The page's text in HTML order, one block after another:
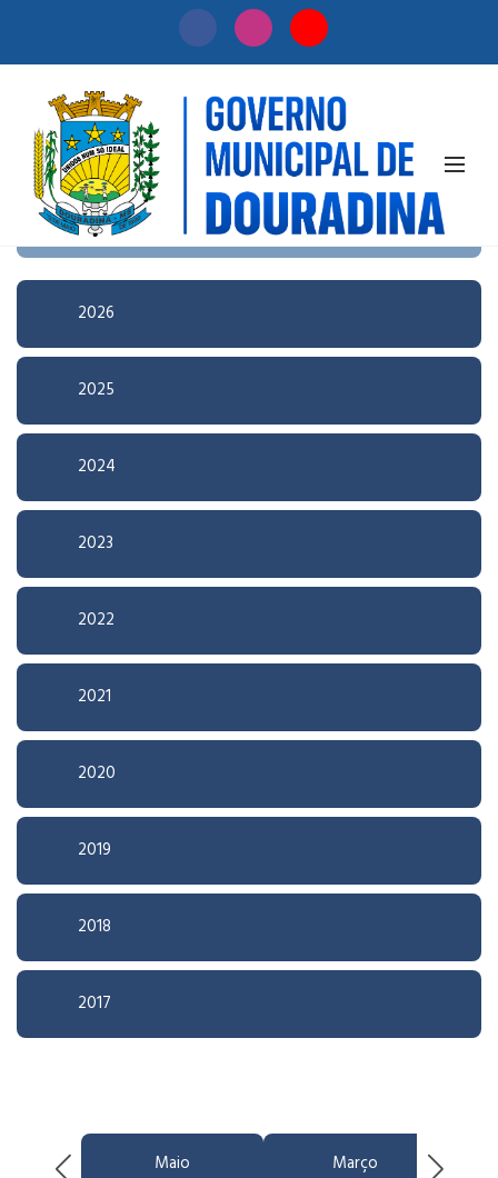
Início / Licitação
Pesquisa Avançada
2026
2025
2024
2023
2022
2021
2020
2019
2018
2017
Maio Março